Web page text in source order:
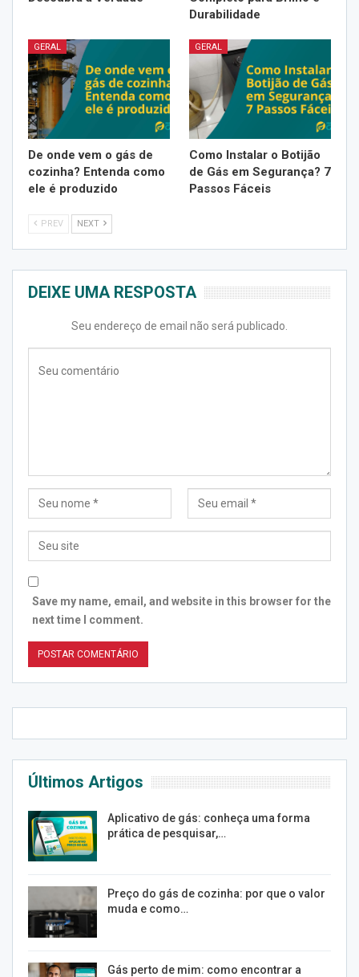
Durabilidade
GERAL
De onde vem o gás de
cozinha? Entenda como
ele é produzido
GERAL
Como Instalar o Botijão
de Gás em Segurança? 7
Passos Fáceis
PREV NEXT
DEIXE UMA RESPOSTA
Seu endereço de email não será publicado.
Save my name, email, and website in this browser for the
next time I comment.
Últimos Artigos
Aplicativo de gás: conheça uma forma
prática de pesquisar,…
Preço do gás de cozinha: por que o valor
muda e como…
Gás perto de mim: como encontrar a